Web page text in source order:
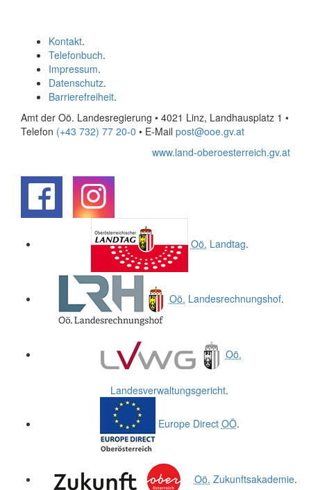
Kontakt.
Telefonbuch.
Impressum.
Datenschutz.
Barrierefreiheit.
Amt der Oö. Landesregierung • 4021 Linz, Landhausplatz 1 •
Telefon (+43 732) 77 20-0 • E-Mail post@ooe.gv.at
www.land-oberoesterreich.gv.at
Oö. Landtag.
Oö. Landesrechnungshof.
Oö.
Landesverwaltungsgericht.
Europe Direct OÖ.
Oö. Zukunftsakademie.